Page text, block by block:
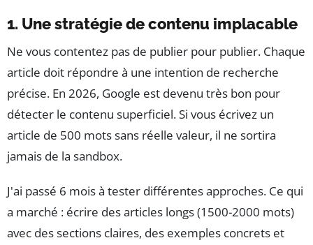
1. Une stratégie de contenu implacable
Ne vous contentez pas de publier pour publier. Chaque
article doit répondre à une intention de recherche
précise. En 2026, Google est devenu très bon pour
détecter le contenu superficiel. Si vous écrivez un
article de 500 mots sans réelle valeur, il ne sortira
jamais de la sandbox.
J'ai passé 6 mois à tester différentes approches. Ce qui
a marché : écrire des articles longs (1500-2000 mots)
avec des sections claires, des exemples concrets et